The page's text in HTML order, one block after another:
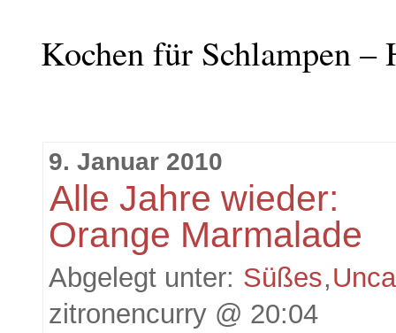
Kochen für Schlampen
9. Januar 2010
Alle Jahre wieder:
Orange Marmalade
Abgelegt unter: Süßes,
zitronencurry @ 20:04